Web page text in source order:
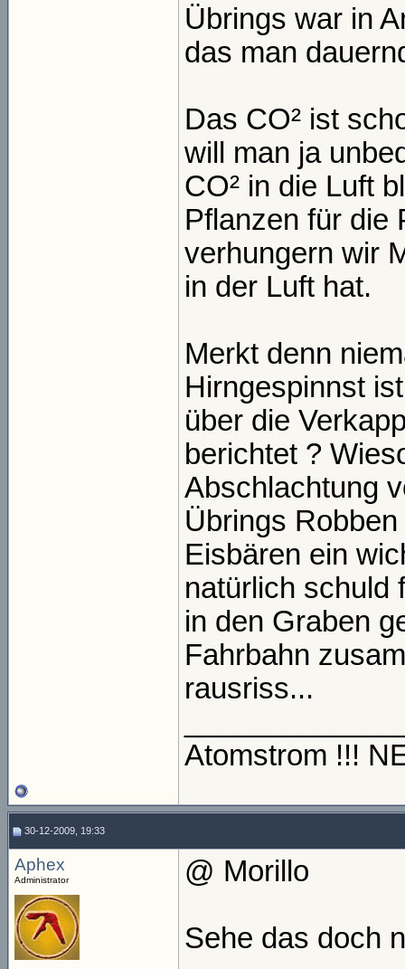
Übrings war in
das man
Das CO² ist
will man ja
CO² in die Luft
Pflanzen für die
verhungern wir
in der Luft hat.
Merkt denn
Hirngespinnst
über die
berichtet ?
Abschlachtung
Übrings
Eisbären ein
natürlich schuld
in den Graben
Fahrbahn
rausriss...
Atomstrom !!!
30-12-2009, 19:33
Aphex
Administrator @ Morillo
Sehe das doch